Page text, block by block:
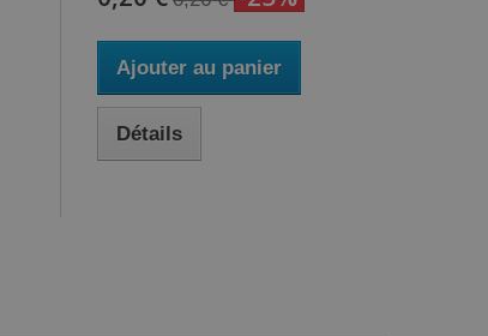
Ajouter au panier
Détails